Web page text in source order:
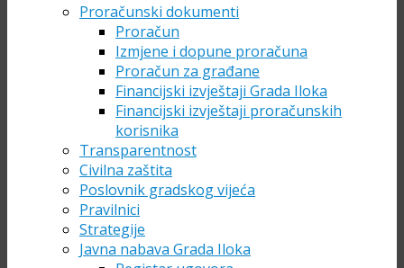
Proračunski dokumenti
Proračun
Izmjene i dopune proračuna
Proračun za građane
Financijski izvještaji Grada Iloka
Financijski izvještaji proračunskih
korisnika
Transparentnost
Civilna zaštita
Poslovnik gradskog vijeća
Pravilnici
Strategije
Javna nabava Grada Iloka